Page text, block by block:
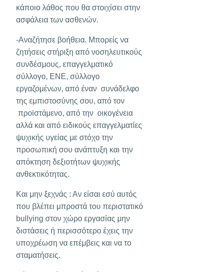
κάποιο λάθος που θα στοιχίσει στην
ασφάλεια των ασθενών.
-Αναζήτησε βοήθεια. Μπορείς να
ζητήσεις στήριξη από νοσηλευτικούς
συνδέσμους, επαγγελματικό
σύλλογο, ΕΝΕ, σύλλογο
εργαζομένων, από έναν συνάδελφο
της εμπιστοσύνης σου, από τον
προϊστάμενο, από την οικογένεια
αλλά και από ειδικούς επαγγελματίες
ψυχικής υγείας με στόχο την
προσωπική σου ανάπτυξη και την
απόκτηση δεξιοτήτων ψυχικής
ανθεκτικότητας.
Και μην ξεχνάς : Αν είσαι εσύ αυτός
που βλέπει μπροστά του περιστατικό
bullying στον χώρο εργασίας μην
διστάσεις ή περισσότερο έχεις την
υποχρέωση να επέμβεις και να το
σταματήσεις.